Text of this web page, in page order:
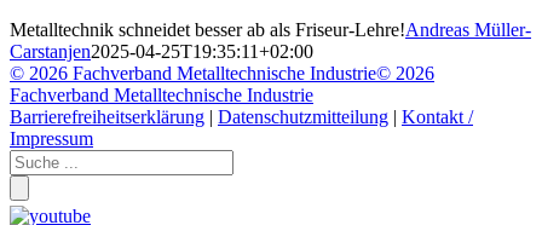
Metalltechnik schneidet besser ab als Friseur-Lehre!Andreas Müller-
Carstanjen2025-04-25T19:35:11+02:00
© 2026 Fachverband Metalltechnische Industrie© 2026
Fachverband Metalltechnische Industrie
Barrierefreiheitserklärung | Datenschutzmitteilung | Kontakt /
Impressum